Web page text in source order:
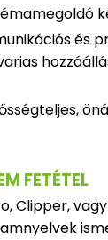
és
FETÉTEL
Clipper,